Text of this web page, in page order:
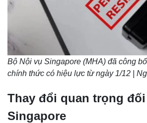
Bộ Nội vụ Singapore (MHA) đã công
chính thức có hiệu lực từ ngày 1/12 |
Thay đổi quan trọng
Singapore